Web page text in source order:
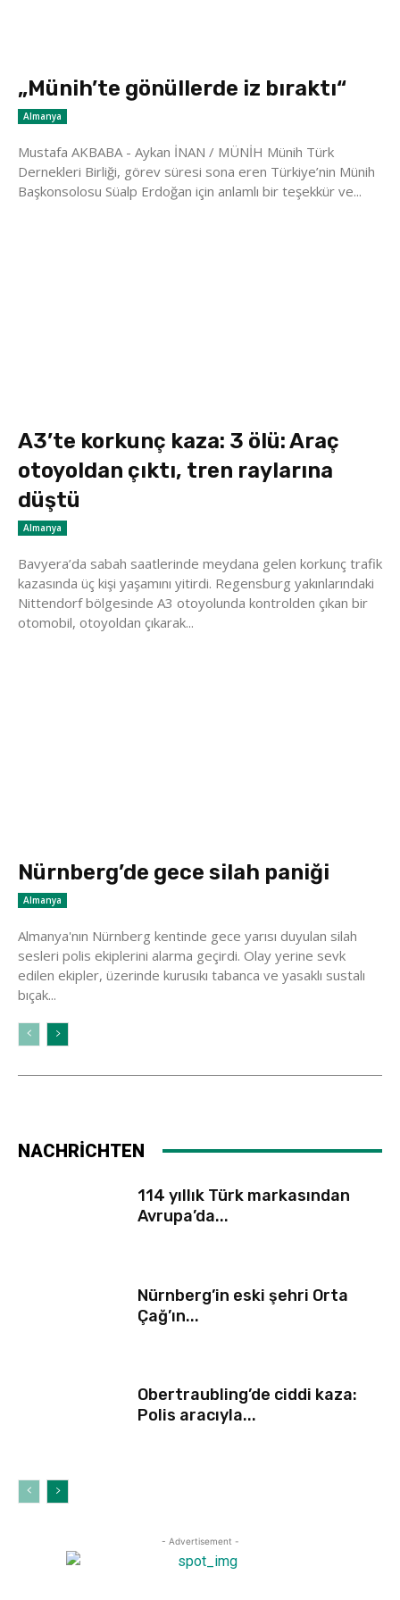
„Münih’te gönüllerde iz bıraktı“
Almanya
Mustafa AKBABA - Aykan İNAN / MÜNİH Münih Türk
Dernekleri Birliği, görev süresi sona eren Türkiye’nin Münih
Başkonsolosu Süalp Erdoğan için anlamlı bir teşekkür ve...
A3’te korkunç kaza: 3 ölü: Araç
otoyoldan çıktı, tren raylarına
düştü
Almanya
Bavyera’da sabah saatlerinde meydana gelen korkunç trafik
kazasında üç kişi yaşamını yitirdi. Regensburg yakınlarındaki
Nittendorf bölgesinde A3 otoyolunda kontrolden çıkan bir
otomobil, otoyoldan çıkarak...
Nürnberg’de gece silah paniği
Almanya
Almanya'nın Nürnberg kentinde gece yarısı duyulan silah
sesleri polis ekiplerini alarma geçirdi. Olay yerine sevk
edilen ekipler, üzerinde kurusıkı tabanca ve yasaklı sustalı
bıçak...
NACHRİCHTEN
114 yıllık Türk markasından
Avrupa’da...
Nürnberg’in eski şehri Orta
Çağ’ın...
Obertraubling’de ciddi kaza:
Polis aracıyla...
- Advertisement -